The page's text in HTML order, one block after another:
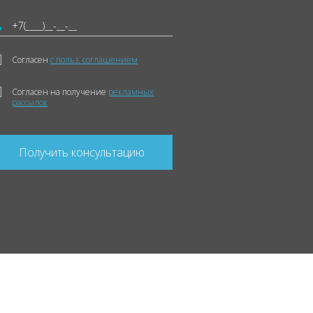
Согласенс польз. соглашением
Согласен на получение рекламных
рассылок
Получить консультацию